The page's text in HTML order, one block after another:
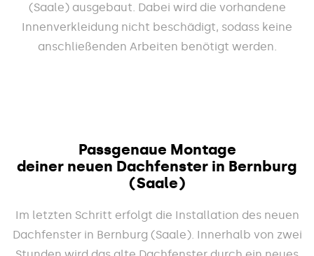
(Saale) ausgebaut. Dabei wird die vorhandene
Innenverkleidung nicht beschädigt, sodass keine
anschließenden Arbeiten benötigt werden.
Passgenaue Montage
deiner neuen Dachfenster in Bernburg
(Saale)
Im letzten Schritt erfolgt die Installation des neuen
Dachfenster in Bernburg (Saale). Innerhalb von zwei